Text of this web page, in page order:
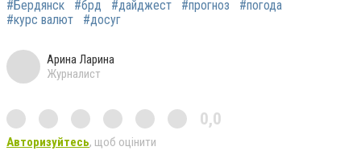
#Бердянск #брд #дайджест #прогноз
#погода
#курс валют
#досуг
Арина Ларина
Журналист
0,0
Авторизуйтесь, щоб оцінити